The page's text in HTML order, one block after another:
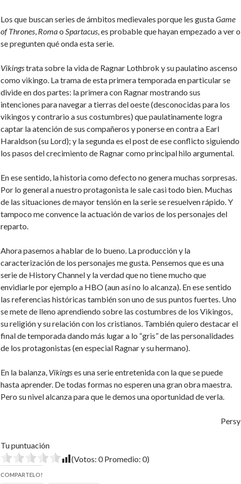
Los que buscan series de ámbitos medievales porque les gustaGame
of Thrones, Romao Spartacus, es probable que hayan empezado a ver o
se pregunten qué onda esta serie.
Vikingstrata sobre la vida de Ragnar Lothbrok y su paulatino ascenso
como vikingo. La trama de esta primera temporada en particular se
divide en dos partes: la primera con Ragnar mostrando sus
intenciones para navegar a tierras del oeste (desconocidas para los
vikingos y contrario a sus costumbres) que paulatinamente logra
captar la atención de sus compañeros y ponerse en contra a Earl
Haraldson (su Lord); y la segunda es el post de ese conflicto siguiendo
los pasos del crecimiento de Ragnar como principal hilo argumental.
En ese sentido, la historia como defecto no genera muchas sorpresas.
Por lo general a nuestro protagonista le sale casi todo bien. Muchas
de las situaciones de mayor tensión en la serie se resuelven rápido. Y
tampoco me convence la actuación de varios de los personajes del
reparto.
Ahora pasemos a hablar de lo bueno. La producción y la
caracterización de los personajes me gusta. Pensemos que es una
serie de History Channel y la verdad que no tiene mucho que
envidiarle por ejemplo a HBO (aun así no lo alcanza). En ese sentido
las referencias históricas también son uno de sus puntos fuertes. Uno
se mete de lleno aprendiendo sobre las costumbres de los Vikingos,
su religión y su relación con los cristianos. También quiero destacar el
final de temporada dando más lugar a lo “gris” de las personalidades
de los protagonistas (en especial Ragnar y su hermano).
En la balanza, Vikingses una serie entretenida con la que se puede
hasta aprender. De todas formas no esperen una gran obra maestra.
Pero su nivel alcanza para que le demos una oportunidad de verla.
Persy
Tu puntuación
(Votos: 0Promedio: 0)
COMPARTELO!